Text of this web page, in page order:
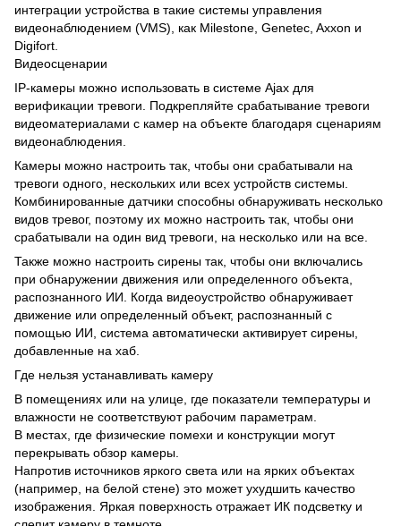
интеграции устройства в такие системы управления
видеонаблюдением (VMS), как Milestone, Genetec, Axxon и
Digifort.
Видеосценарии
IP-камеры можно использовать в системе Ajax для
верификации тревоги. Подкрепляйте срабатывание тревоги
видеоматериалами с камер на объекте благодаря сценариям
видеонаблюдения.
Камеры можно настроить так, чтобы они срабатывали на
тревоги одного, нескольких или всех устройств системы.
Комбинированные датчики способны обнаруживать несколько
видов тревог, поэтому их можно настроить так, чтобы они
срабатывали на один вид тревоги, на несколько или на все.
Также можно настроить сирены так, чтобы они включались
при обнаружении движения или определенного объекта,
распознанного ИИ. Когда видеоустройство обнаруживает
движение или определенный объект, распознанный с
помощью ИИ, система автоматически активирует сирены,
добавленные на хаб.
Где нельзя устанавливать камеру
В помещениях или на улице, где показатели температуры и
влажности не соответствуют рабочим параметрам.
В местах, где физические помехи и конструкции могут
перекрывать обзор камеры.
Напротив источников яркого света или на ярких объектах
(например, на белой стене) это может ухудшить качество
изображения. Яркая поверхность отражает ИК подсветку и